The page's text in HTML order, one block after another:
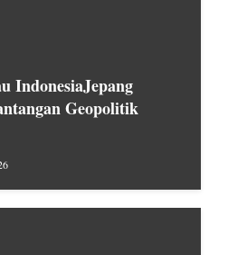
Geopolitik